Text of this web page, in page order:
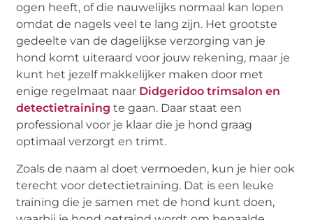
ogen heeft, of die nauwelijks normaal kan lopen
omdat de nagels veel te lang zijn. Het grootste
gedeelte van de dagelijkse verzorging van je
hond komt uiteraard voor jouw rekening, maar je
kunt het jezelf makkelijker maken door met
enige regelmaat naar Didgeridoo trimsalon en
detectietraining te gaan. Daar staat een
professional voor je klaar die je hond graag
optimaal verzorgt en trimt.
Zoals de naam al doet vermoeden, kun je hier ook
terecht voor detectietraining. Dat is een leuke
training die je samen met de hond kunt doen,